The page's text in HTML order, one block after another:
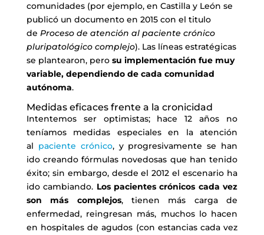
comunidades (por ejemplo, en Castilla y León se
publicó un documento en 2015 con el titulo
de Proceso de atención al paciente crónico
pluripatológico complejo). Las líneas estratégicas
se plantearon, pero su implementación fue muy
variable, dependiendo de cada comunidad
autónoma.
Medidas eficaces frente a la cronicidad
Intentemos ser optimistas; hace 12 años no
teníamos medidas especiales en la atención
al paciente crónico, y progresivamente se han
ido creando fórmulas novedosas que han tenido
éxito; sin embargo, desde el 2012 el escenario ha
ido cambiando. Los pacientes crónicos cada vez
son más complejos, tienen más carga de
enfermedad, reingresan más, muchos lo hacen
en hospitales de agudos (con estancias cada vez